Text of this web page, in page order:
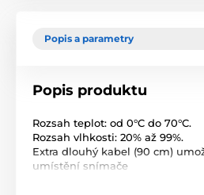
Popis a parametry
Popis produktu
Rozsah teplot: od 0°C do 70°C.
Rozsah vlhkosti: 20% až 99%.
Extra dlouhý kabel (90 cm)
umístění snímače